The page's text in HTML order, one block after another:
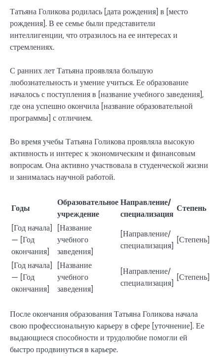
Татьяна Голикова родилась [дата рождения] в [место
рождения]. В ее семье были представители
интеллигенции, что отразилось на ее интересах и
стремлениях.
С ранних лет Татьяна проявляла большую
любознательность и умение учиться. Ее образование
началось с поступления в [название учебного заведения],
где она успешно окончила [название образовательной
программы] с отличием.
Во время учебы Татьяна Голикова проявляла высокую
активность и интерес к экономическим и финансовым
вопросам. Она активно участвовала в студенческой жизни
и занималась научной работой.
Годы
Образовательное
учреждение
Направление/
специализация
Степень
[Год начала]
— [Год
окончания]
[Название
учебного
заведения]
[Направление/
специализация]
[Степень]
[Год начала]
— [Год
окончания]
[Название
учебного
заведения]
[Направление/
специализация]
[Степень]
После окончания образования Татьяна Голикова начала
свою профессиональную карьеру в сфере [уточнение]. Ее
выдающиеся способности и трудолюбие помогли ей
быстро продвинуться в карьере.